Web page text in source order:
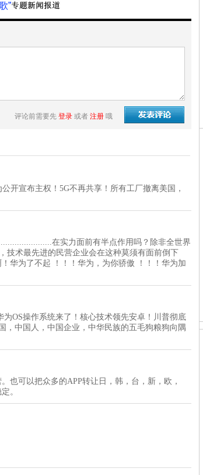
”
评论前需要先 登录 或者 注册 哦
公开宣布主权！5G不再共享！所有工厂撤离美国，
在实力面前有半点作用吗？除非全世界
技术最先进的民营企业会在这种莫须有面前倒下
华为了不起 ！！！华为，为你骄傲 ！！！华为加
为OS操作系统来了！核心技术领先安卓！川普彻底
，中国人，中国企业，中华民族的五毛狗粮狗向隅
也可以把众多的APP转让日，韩，台，新，欧，
。